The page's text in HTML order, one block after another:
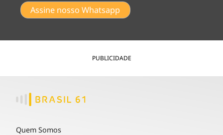
Assine nosso Whatsapp
PUBLICIDADE
Quem Somos